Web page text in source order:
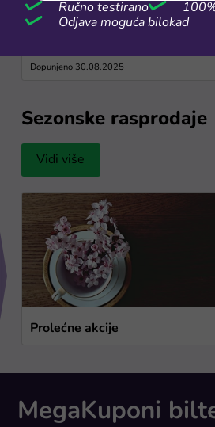
Kako pratiti pošiljku na Temu? -
Temu tracking za BiH
Dopunjeno 30.08.2025
Sezonske rasprodaje
Vidi više
Prolećne akcije
MegaKuponi
Ručno testirano
Odjava moguća bilokad